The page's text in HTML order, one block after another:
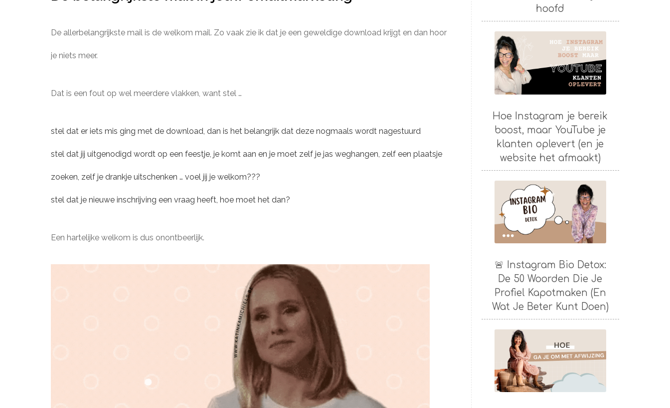
De allerbelangrijkste mail is de welkom mail. Zo vaak zie ik dat je een geweldige download krijgt en dan hoor
je niets meer.
Dat is een fout op wel meerdere vlakken, want stel …
stel dat er iets mis ging met de download, dan is het belangrijk dat deze nogmaals wordt nagestuurd
stel dat jij uitgenodigd wordt op een feestje, je komt aan en je moet zelf je jas weghangen, zelf een plaatsje
zoeken, zelf je drankje uitschenken … voel jij je welkom???
stel dat je nieuwe inschrijving een vraag heeft, hoe moet het dan?
Een hartelijke welkom is dus onontbeerlijk.
hoofd
Hoe Instagram je bereik
boost, maar YouTube je
klanten oplevert (en je
website het afmaakt)
🚨 Instagram Bio Detox:
De 50 Woorden Die Je
Profiel Kapotmaken (En
Wat Je Beter Kunt Doen)